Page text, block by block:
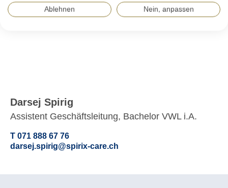
Darsej Spirig
Assistent Geschäftsleitung, Bachelor VWL i.A.
T 071 888 67 76
darsej.spirig@spirix-care.ch
Ablehnen Nein, anpassen